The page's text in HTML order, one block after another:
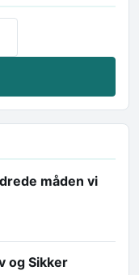
måden vi
og Sikker